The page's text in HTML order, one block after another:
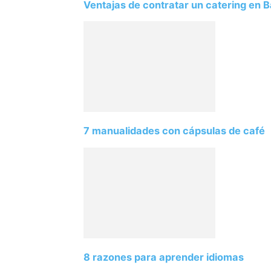
Ventajas de contratar un catering en
7 manualidades con cápsulas de café
8 razones para aprender idiomas